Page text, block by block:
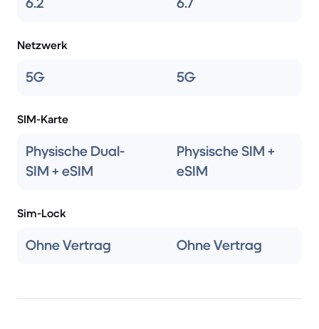
Netzwerk
5G 5G
SIM-Karte
Physische Dual-
SIM + eSIM
Physische SIM +
eSIM
Sim-Lock
Ohne Vertrag Ohne Vertrag